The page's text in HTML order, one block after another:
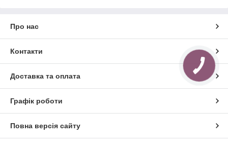
Про нас
Контакти
Доставка та оплата
Графік роботи
Повна версія сайту
КНОПКА
ЗВ'ЯЗКУ